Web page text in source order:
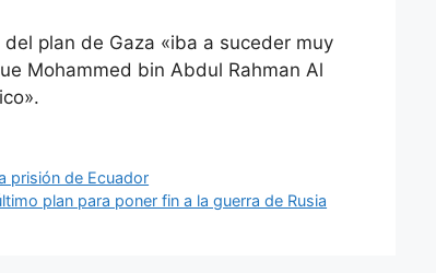
plan de Gaza «iba a suceder muy
Mohammed bin Abdul Rahman Al
prisión de Ecuador
plan para poner fin a la guerra de Rusia